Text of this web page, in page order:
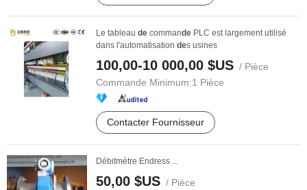
Le tableau de commande PLC est largement utilisé
dans l'automatisation des usines
100,00-10 000,00 $US / Pièce
Commande Minimum:1 Pièce
Contacter Fournisseur
Débitmètre Endress ...
50,00 $US / Pièce